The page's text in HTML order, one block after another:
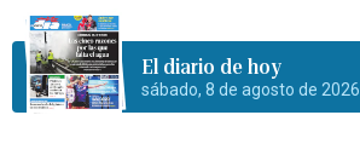
El diario de hoy
sábado, 8 de agosto de 2026